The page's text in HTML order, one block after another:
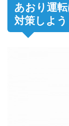
あおり運
対策しよう